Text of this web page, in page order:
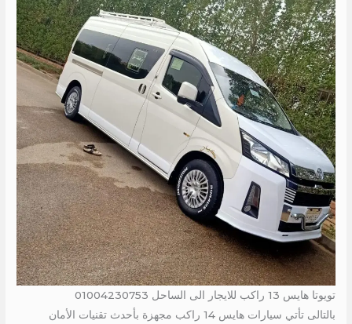
تويوتا هايس 13 راكب للايجار الى الساحل 01004230753
بالتالى تأتي سيارات هايس 14 راكب مجهزة بأحدث تقنيات الأمان